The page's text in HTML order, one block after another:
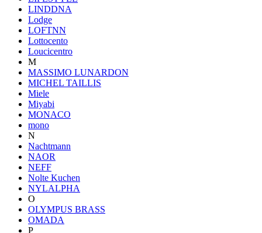
LINDDNA
Lodge
LOFTNN
Lottocento
Loucicentro
M
MASSIMO LUNARDON
MICHEL TAILLIS
Miele
Miyabi
MONACO
mono
N
Nachtmann
NAOR
NEFF
Nolte Kuchen
NYLALPHA
O
OLYMPUS BRASS
OMADA
P